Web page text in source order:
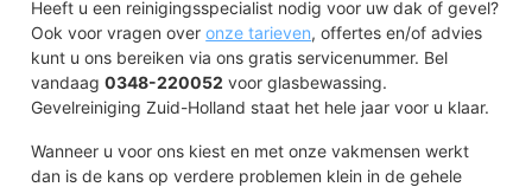
Heeft u een reinigingsspecialist nodig voor uw dak of gevel?
Ook voor vragen overonze tarieven, offertes en/of advies
kunt u ons bereiken via ons gratis servicenummer. Bel
vandaag0348-220052 voor glasbewassing.
Gevelreiniging Zuid-Holland staat het hele jaar voor u klaar.
Wanneer u voor ons kiest en met onze vakmensen werkt
dan is de kans op verdere problemen klein in de gehele